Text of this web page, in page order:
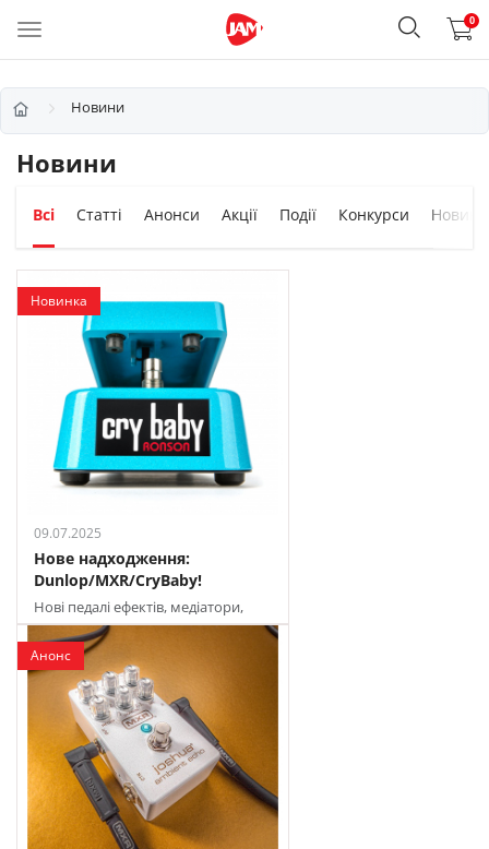
0
Новини
Новини
Всі Статті Анонси Акції Події Конкурси
Новинка
09.07.2025
Нове надходження:
Dunlop/MXR/CryBaby!
Нові педалі ефектів, медіатори,
ремені та засоби по догляду
Анонс